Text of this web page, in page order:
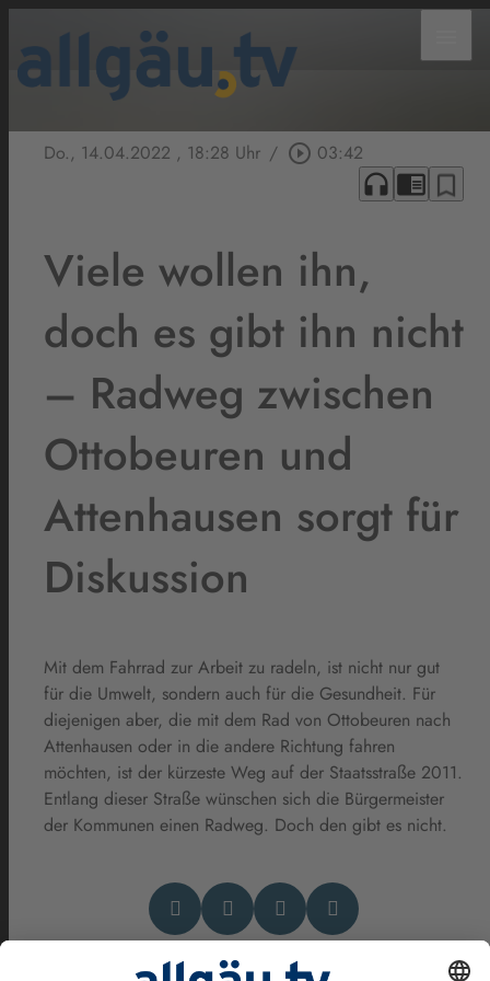
Do., 14.04.2022 , 18:28 Uhr / play_circle_outline 03:42
headphones chrome_reader_mode bookmark_border
Viele wollen ihn,
doch es gibt ihn nicht
– Radweg zwischen
Ottobeuren und
Attenhausen sorgt für
Diskussion
Mit dem Fahrrad zur Arbeit zu radeln, ist nicht nur gut
für die Umwelt, sondern auch für die Gesundheit. Für
diejenigen aber, die mit dem Rad von Ottobeuren nach
Attenhausen oder in die andere Richtung fahren
möchten, ist der kürzeste Weg auf der Staatsstraße 2011.
Entlang dieser Straße wünschen sich die Bürgermeister
der Kommunen einen Radweg. Doch den gibt es nicht.